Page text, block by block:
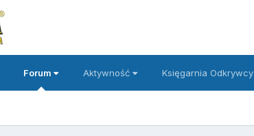
Forum Aktywność Księgarnia Odkrywcy